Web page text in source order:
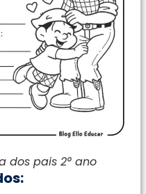
dos pais 2° ano